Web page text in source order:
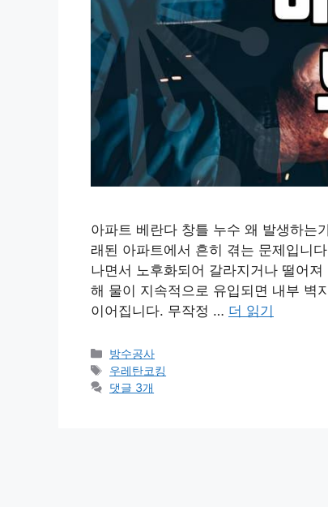
아파트 베란다 창틀 누수 왜 발생하는
래된 아파트에서 흔히 겪는 문제입니
나면서 노후화되어 갈라지거나 떨어
해 물이 지속적으로 유입되면 내부 벽
이어집니다. 무작정 … 더 읽기
카
테
고
방수공사
태
그
우레탄코킹
댓글 3개